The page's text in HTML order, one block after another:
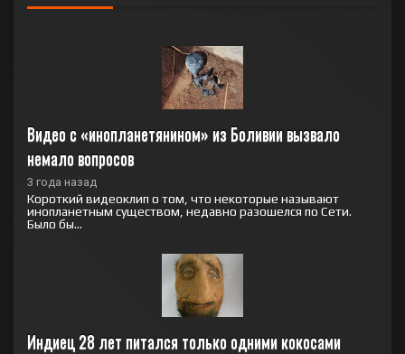
Видео с «инопланетянином» из Боливии вызвало
немало вопросов
3 года назад
Короткий видеоклип о том, что некоторые называют
инопланетным существом, недавно разошелся по Сети.
Было бы...
Индиец 28 лет питался только одними кокосами